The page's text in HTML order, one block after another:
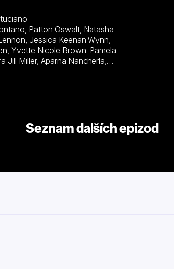
Seznam dalších epizod